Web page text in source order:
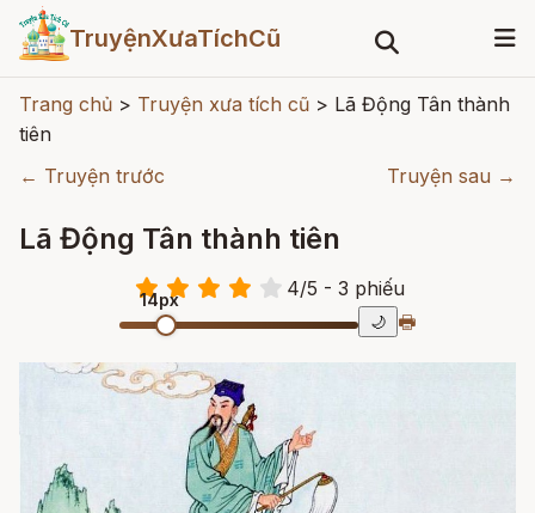
TruyệnXưaTíchCũ
Trang chủ > Truyện xưa tích cũ > Lã Động Tân thành
tiên
← Truyện trước
Truyện sau →
Lã Động Tân thành tiên
4/5 - 3 phiếu
14px
🌙 🖶